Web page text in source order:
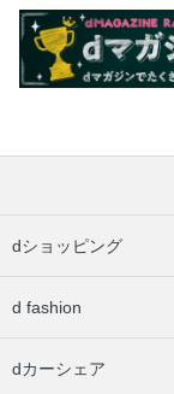
dショッピング
d fashion
dカーシェア